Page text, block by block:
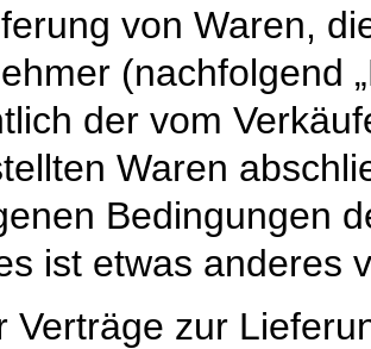
von Waren,
(nachfolgend
der vom
Waren
Bedingungen
ist etwas anderes
Verträge zur